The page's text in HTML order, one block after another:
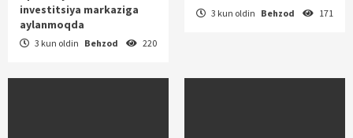
investitsiya markaziga
aylanmoqda
3 kun oldin Behzod 220
3 kun oldin Behzod 171